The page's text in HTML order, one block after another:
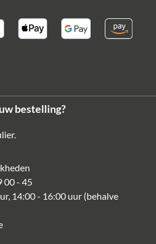
bestelling?
.
00 - 45
14:00 - 16:00 uur (behalve